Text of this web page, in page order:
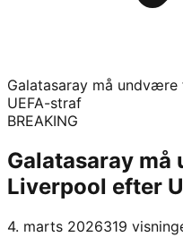
Galatasaray må
UEFA-straf
BREAKING
Galatasaray
Liverpool efter
4. marts 2026319